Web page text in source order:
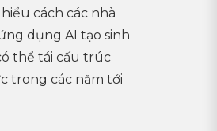
cách các nhà
dụng AI tạo sinh
thể tái cấu trúc
trong các năm tới